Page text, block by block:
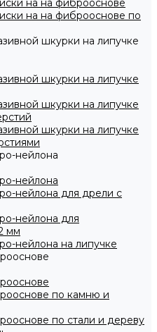
на на фиброоснове
на на фиброоснове по
шкурки на липучке
шкурки на липучке
шкурки на липучке
шкурки на липучке
нейлона
нейлона
нейлона для дрели с
нейлона для
мм
нейлона на липучке
по камню и
по стали и дереву